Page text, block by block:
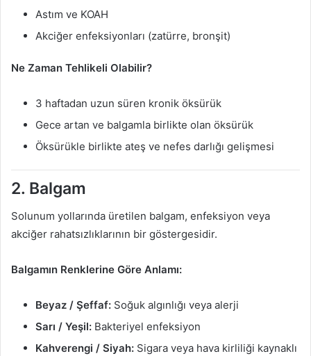
Astım ve KOAH
Akciğer enfeksiyonları (zatürre, bronşit)
Ne Zaman Tehlikeli Olabilir?
3 haftadan uzun süren kronik öksürük
Gece artan ve balgamla birlikte olan öksürük
Öksürükle birlikte ateş ve nefes darlığı gelişmesi
2. Balgam
Solunum yollarında üretilen balgam, enfeksiyon veya
akciğer rahatsızlıklarının bir göstergesidir.
Balgamın Renklerine Göre Anlamı:
Beyaz / Şeffaf: Soğuk algınlığı veya alerji
Sarı / Yeşil: Bakteriyel enfeksiyon
Kahverengi / Siyah: Sigara veya hava kirliliği kaynaklı